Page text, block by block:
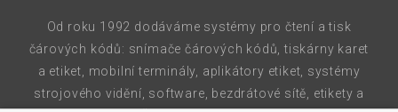
Od roku 1992 dodáváme systémy pro čtení a tisk
čárových kódů: snímače čárových kódů, tiskárny karet
a etiket, mobilní terminály, aplikátory etiket, systémy
strojového vidění, software, bezdrátové sítě, etikety a